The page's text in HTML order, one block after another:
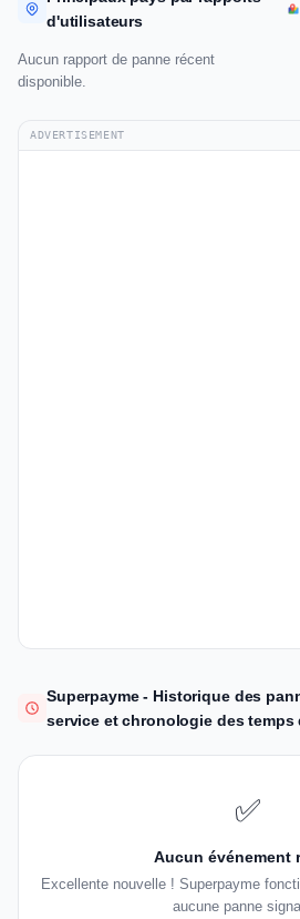
d'utilisateurs
Aucun rapport de panne récent
disponible.
ADVERTISEMENT
Superpayme - Historique des
service et chronologie des temps
✅
Aucun événement
Excellente nouvelle ! Superpayme
aucune panne